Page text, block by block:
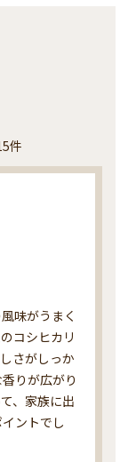
味がうまく
コシヒカリ
さがしっか
りが広がり
、家族に出
ントでし